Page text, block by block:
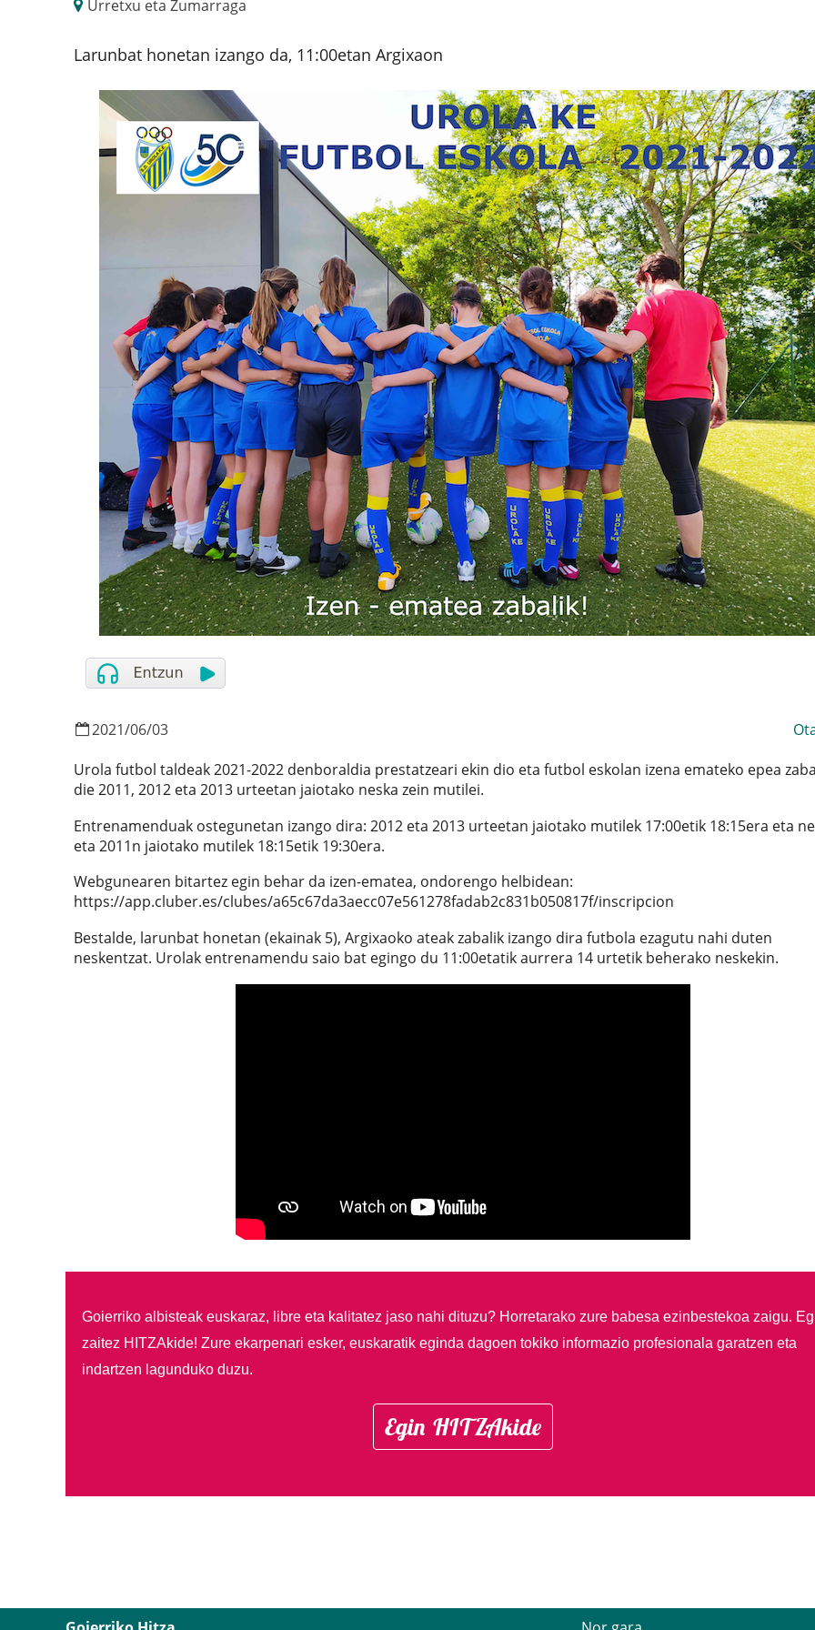
Urretxu eta Zumarraga
Larunbat honetan izango da, 11:00etan Argixaon
2021/06/03
Urola futbol taldeak 2021-2022 denboraldia prestatzeari ekin dio eta futbol eskolan izena emateko epea
die 2011, 2012 eta 2013 urteetan jaiotako neska zein mutilei.
Entrenamenduak ostegunetan izango dira: 2012 eta 2013 urteetan jaiotako mutilek 17:00etik 18:15era eta
eta 2011n jaiotako mutilek 18:15etik 19:30era.
Webgunearen bitartez egin behar da izen-ematea, ondorengo helbidean:
https://app.cluber.es/clubes/a65c67da3aecc07e561278fadab2c831b050817f/inscripcion
Bestalde, larunbat honetan (ekainak 5), Argixaoko ateak zabalik izango dira futbola ezagutu nahi duten
neskentzat. Urolak entrenamendu saio bat egingo du 11:00etatik aurrera 14 urtetik beherako neskekin.
Goierriko albisteak euskaraz, libre eta kalitatez jaso nahi dituzu? Horretarako zure babesa ezinbestekoa zaigu.
zaitez HITZAkide! Zure ekarpenari esker, euskaratik eginda dagoen tokiko informazio profesionala garatzen eta
indartzen lagunduko duzu.
Egin HITZAkide